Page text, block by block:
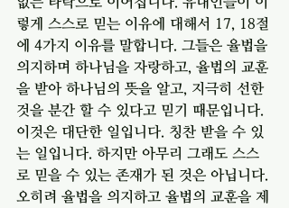
렇게 스스로 믿는 이유에 대해서 17, 18절
에 4가지 이유를 말합니다. 그들은 율법을
의지하며 하나님을 자랑하고, 율법의 교훈
을 받아 하나님의 뜻을 알고, 지극히 선한
것을 분간 할 수 있다고 믿기 때문입니다.
이것은 대단한 일입니다. 칭찬 받을 수 있
는 일입니다. 하지만 아무리 그래도 스스
로 믿을 수 있는 존재가 된 것은 아닙니다.
오히려 율법을 의지하고 율법의 교훈을 제